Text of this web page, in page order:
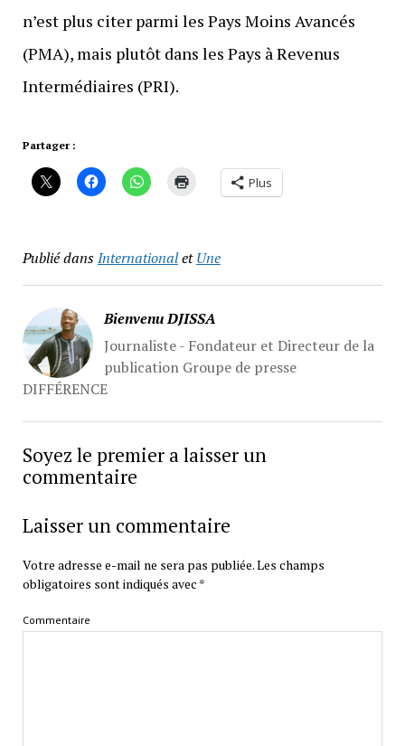
n’est plus citer parmi les Pays Moins Avancés
(PMA), mais plutôt dans les Pays à Revenus
Intermédiaires (PRI).
Partager :
Plus
Publié dansInternationaletUne
Bienvenu DJISSA
Journaliste - Fondateur et Directeur de la
publication Groupe de presse
DIFFÉRENCE
Soyez le premier a laisser un
commentaire
Laisser un commentaire
Votre adresse e-mail ne sera pas publiée.Les champs
obligatoires sont indiqués avec *
Commentaire